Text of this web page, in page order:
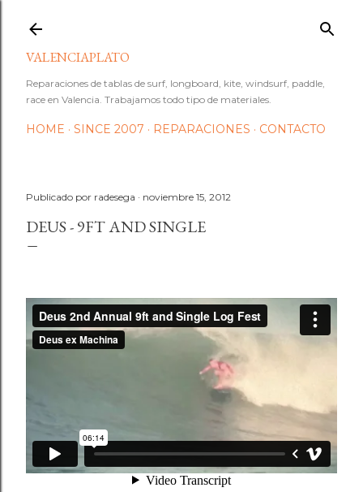
VALENCIAPLATO
Reparaciones de tablas de surf, longboard, kite, windsurf, paddle,
race en Valencia. Trabajamos todo tipo de materiales.
HOME SINCE 2007 REPARACIONES CONTACTO
Publicado por radesega noviembre 15, 2012
DEUS - 9FT AND SINGLE